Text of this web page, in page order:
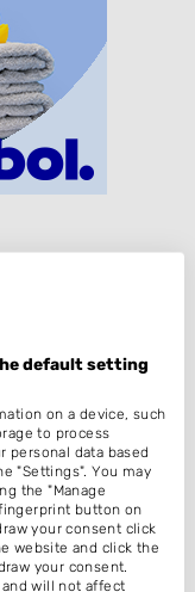
default setting
on a device, such
to process
personal data based
"Settings". You may
the "Manage
button on
your consent click
website and click the
your consent.
will not affect